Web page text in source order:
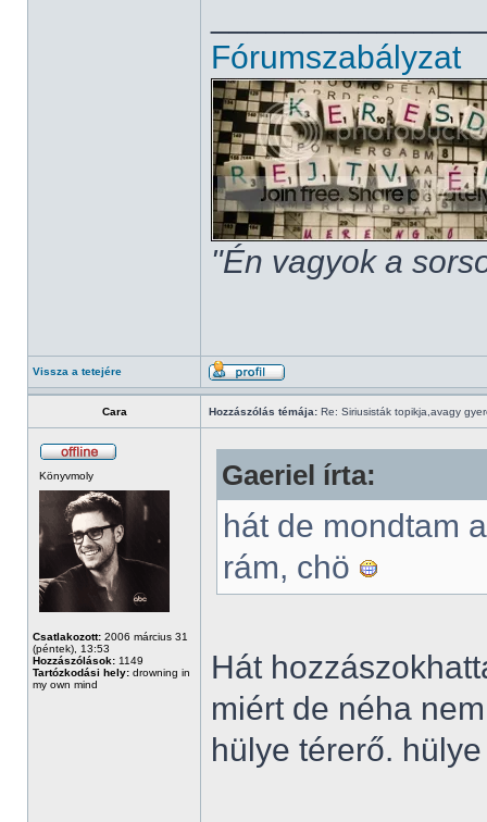
Fórumszabályzat
"Én vagyok a
Vissza a tetejére
Cara Hozzászólás témája: Re: Siriusisták topikja,avagy
Könyvmoly
Csatlakozott: 2006 március 31
(péntek), 13:53
Hozzászólások: 1149
Tartózkodási hely: drowning in
my own mind
Gaeriel írta:
hát de mondtam
rám, chö
Hát
miért de néha
hülye térerő.